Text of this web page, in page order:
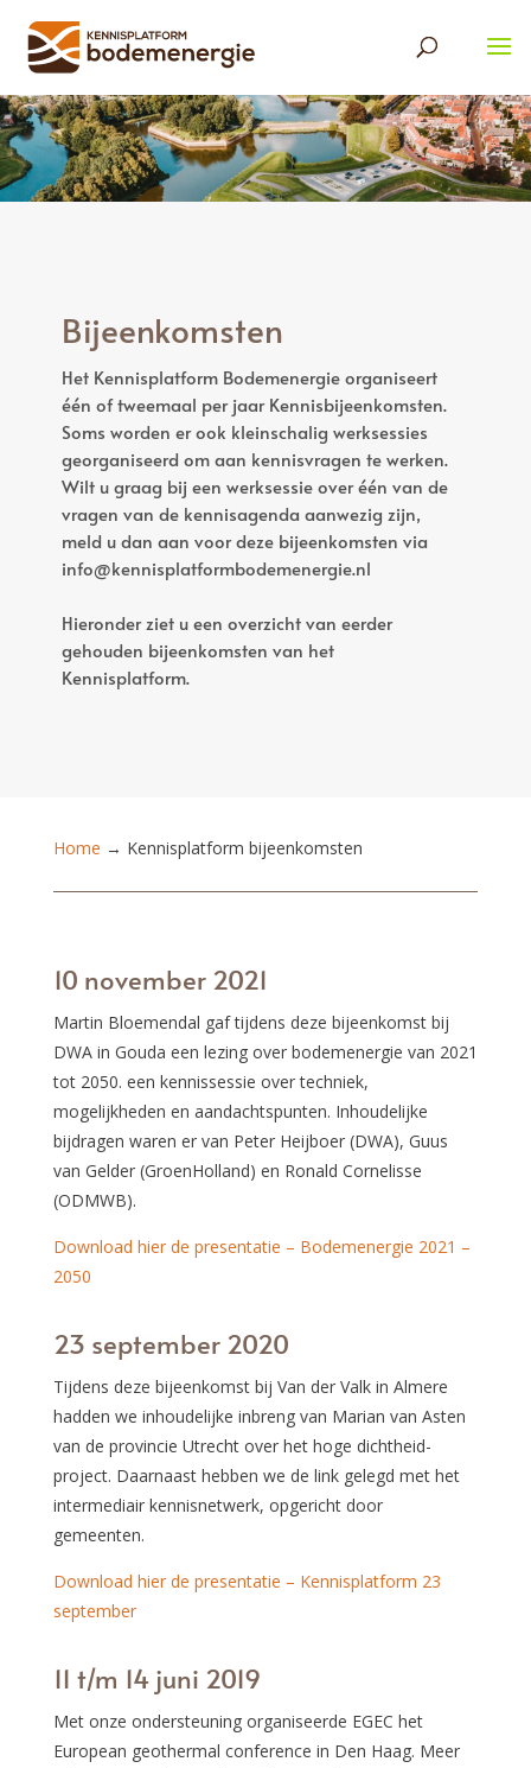
Bijeenkomsten
Het Kennisplatform Bodemenergie organiseert
één of tweemaal per jaar Kennisbijeenkomsten.
Soms worden er ook kleinschalig werksessies
georganiseerd om aan kennisvragen te werken.
Wilt u graag bij een werksessie over één van de
vragen van de kennisagenda aanwezig zijn,
meld u dan aan voor deze bijeenkomsten via
info@kennisplatformbodemenergie.nl
Hieronder ziet u een overzicht van eerder
gehouden bijeenkomsten van het
Kennisplatform.
Home → Kennisplatform bijeenkomsten
10 november 2021
Martin Bloemendal gaf tijdens deze bijeenkomst bij
DWA in Gouda een lezing over bodemenergie van 2021
tot 2050. een kennissessie over techniek,
mogelijkheden en aandachtspunten. Inhoudelijke
bijdragen waren er van Peter Heijboer (DWA), Guus
van Gelder (GroenHolland) en Ronald Cornelisse
(ODMWB).
Download hier de presentatie – Bodemenergie 2021 –
2050
23 september 2020
Tijdens deze bijeenkomst bij Van der Valk in Almere
hadden we inhoudelijke inbreng van Marian van Asten
van de provincie Utrecht over het hoge dichtheid-
project. Daarnaast hebben we de link gelegd met het
intermediair kennisnetwerk, opgericht door
gemeenten.
Download hier de presentatie – Kennisplatform 23
september
11 t/m 14 juni 2019
Met onze ondersteuning organiseerde EGEC het
European geothermal conference in Den Haag. Meer